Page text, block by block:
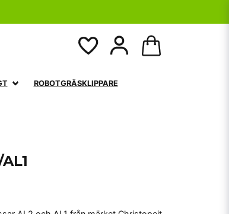
ROBOTGRÄSKLIPPARE